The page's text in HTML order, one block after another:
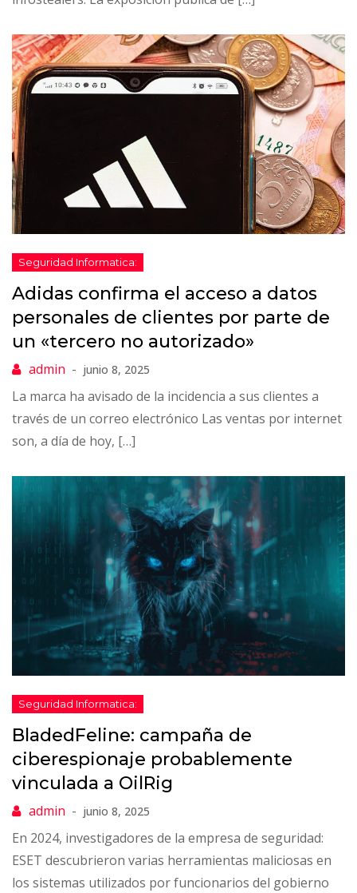
Adidas confirma el acceso a datos
personales de clientes por parte de
un «tercero no autorizado»
junio 8, 2025
La marca ha avisado de la incidencia a sus clientes a
través de un correo electrónico Las ventas por internet
son, a día de hoy, […]
BladedFeline: campaña de
ciberespionaje probablemente
vinculada a OilRig
junio 8, 2025
En 2024, investigadores de la empresa de seguridad:
ESET descubrieron varias herramientas maliciosas en
los sistemas utilizados por funcionarios del gobierno